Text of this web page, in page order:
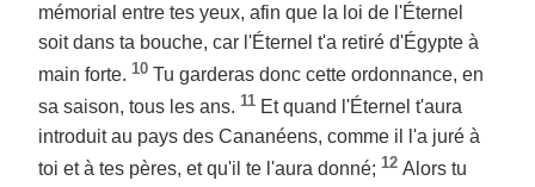
mémorial entre tes yeux, afin que la loi de l'Éternel
soit dans ta bouche, car l'Éternel t'a retiré d'Égypte à
main forte. 10 Tu garderas donc cette ordonnance, en
sa saison, tous les ans. 11 Et quand l'Éternel t'aura
introduit au pays des Cananéens, comme il l'a juré à
toi et à tes pères, et qu'il te l'aura donné; 12 Alors tu